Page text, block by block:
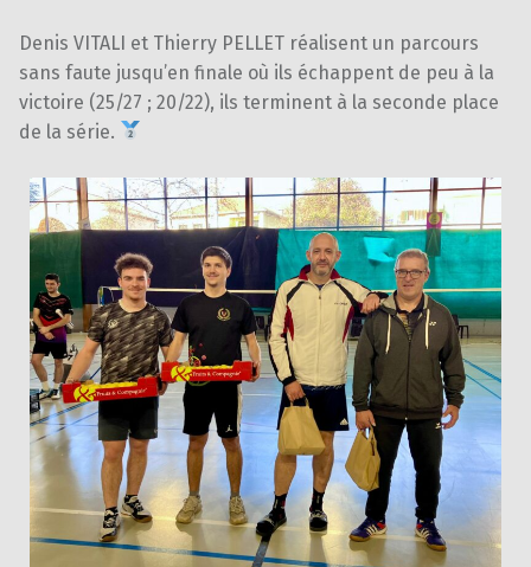
Denis VITALI et Thierry PELLET réalisent un parcours
sans faute jusqu’en finale où ils échappent de peu à la
victoire (25/27 ; 20/22), ils terminent à la seconde place
de la série.